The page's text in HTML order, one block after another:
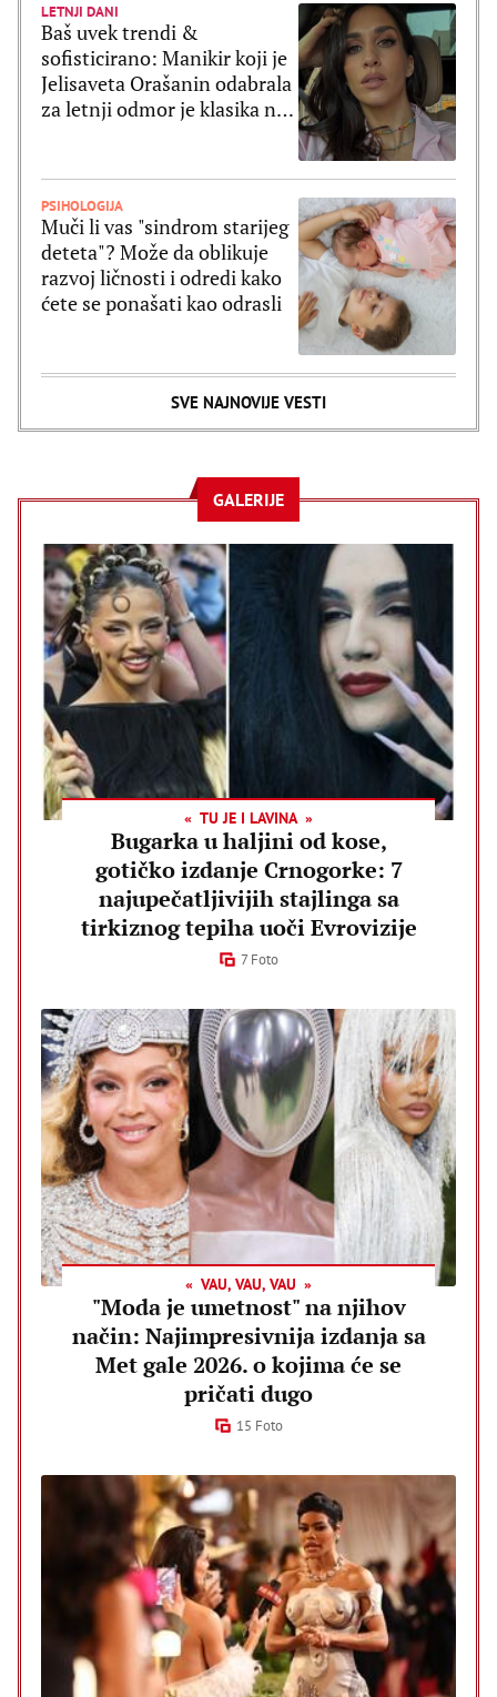
LETNJI DANI
Baš uvek trendi &
sofisticirano: Manikir koji je
Jelisaveta Orašanin odabrala
za letnji odmor je klasika na
PSIHOLOGIJA
Muči li vas "sindrom starijeg
deteta"? Može da oblikuje
razvoj ličnosti i odredi kako
ćete se ponašati kao odrasli
SVE NAJNOVIJE VESTI
GALERIJE
TU JE I LAVINA
Bugarka u haljini od kose,
gotičko izdanje Crnogorke: 7
najupečatljivijih stajlinga sa
tirkiznog tepiha uoči Evrovizije
7 Foto
VAU, VAU, VAU
"Moda je umetnost" na njihov
način: Najimpresivnija izdanja sa
Met gale 2026. o kojima će se
pričati dugo
15 Foto